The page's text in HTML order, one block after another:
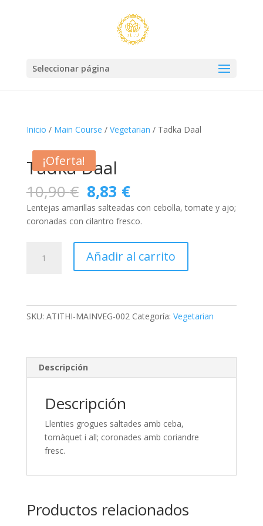
Seleccionar página
Inicio / Main Course / Vegetarian / Tadka Daal
¡Oferta!
Tadka Daal
10,90€ El
precio
original
era:
10,90 €.
8,83 €El
precio
actual
es:
8,83 €.
Lentejas amarillas salteadas con cebolla, tomate y ajo;
coronadas con cilantro fresco.
Añadir al carrito
SKU: ATITHI-MAINVEG-002 Categoría: Vegetarian
Descripción
Descripción
Llenties grogues saltades amb ceba,
tomàquet i all; coronades amb coriandre
fresc.
Productos relacionados